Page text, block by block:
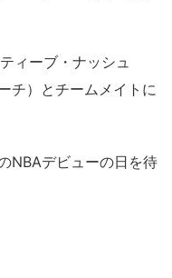
ィーブ・ナッシュ
チ）とチームメイトに
NBAデビューの日を待